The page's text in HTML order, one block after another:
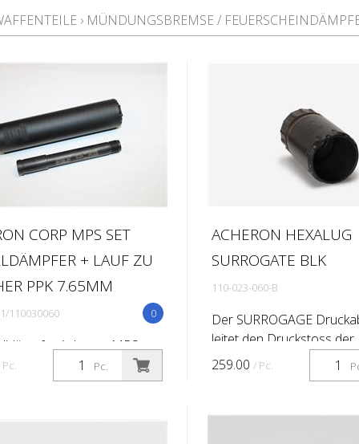
› MÜNDUNGSBREMSE /
CORP MPS SET
+ LAUF ZU
PPK 7.65MM
0
110030060
Acheron MPS
Lauf Acheron zu Walther
Acheron Corp Set
7.65mm Welches Glück,
Pc.
ACHERON HEXALUG
SURROGATE BLK
110-023-060-B
Der SURROGAGE
leitet den Druckstoss der
austretenden Gase nach
und reduziert dadurch
Standnachbarn. Auch das
259.00 / Pc.